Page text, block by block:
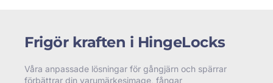
Frigör kraften i HingeLocks
Våra anpassade lösningar för gångjärn och spärrar
förbättrar din varumärkesimage, fångar